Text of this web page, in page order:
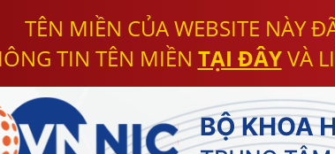
TÊN MIỀN CỦA WEBSITE NÀY
TIN TÊN MIỀN TẠI ĐÂYVÀ